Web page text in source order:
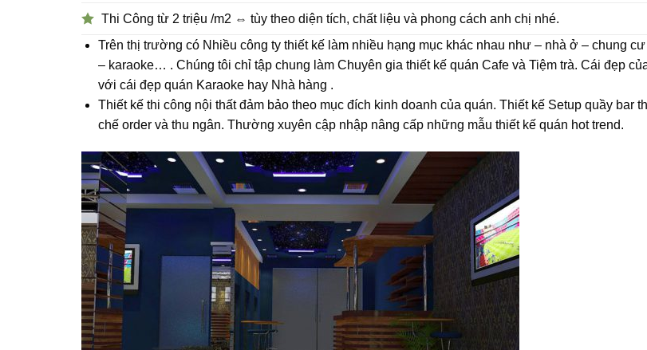
Thi Công từ 2 triệu /m2 ⇔ tùy theo diện tích, chất liệu và phong cách anh chị nhé.
Trên thị trường có Nhiều công ty thiết kế làm nhiều hạng mục khác nhau như – nhà ở – chung
– karaoke… . Chúng tôi chỉ tập chung làm Chuyên gia thiết kế quán Cafe và Tiệm trà. Cái đẹp
với cái đẹp quán Karaoke hay Nhà hàng .
Thiết kế thi công nội thất đảm bảo theo mục đích kinh doanh của quán. Thiết kế Setup quầy bar
chế order và thu ngân. Thường xuyên cập nhập nâng cấp những mẫu thiết kế quán hot trend.